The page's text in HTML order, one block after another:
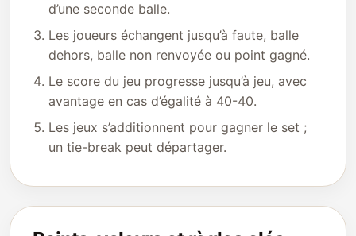
d’une seconde balle.
Les joueurs échangent jusqu’à faute, balle
dehors, balle non renvoyée ou point gagné.
Le score du jeu progresse jusqu’à jeu, avec
avantage en cas d’égalité à 40-40.
Les jeux s’additionnent pour gagner le set ;
un tie-break peut départager.